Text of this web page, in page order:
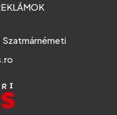
Szatmárnémeti